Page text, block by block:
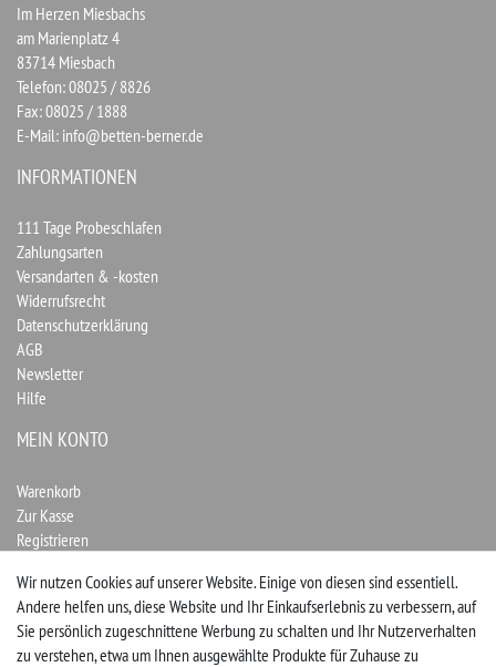
Im Herzen Miesbachs
am Marienplatz 4
83714 Miesbach
Telefon: 08025 / 8826
Fax: 08025 / 1888
E-Mail: info@betten-berner.de
INFORMATIONEN
111 Tage Probeschlafen
Zahlungsarten
Versandarten & -kosten
Widerrufsrecht
Datenschutzerklärung
AGB
Newsletter
Hilfe
MEIN KONTO
Warenkorb
Zur Kasse
Registrieren
Vertrag widerrufen
Wir nutzen Cookies auf unserer Website. Einige von diesen sind essentiell.
Andere helfen uns, diese Website und Ihr Einkaufserlebnis zu verbessern, auf
Sie persönlich zugeschnittene Werbung zu schalten und Ihr Nutzerverhalten
zu verstehen, etwa um Ihnen ausgewählte Produkte für Zuhause zu